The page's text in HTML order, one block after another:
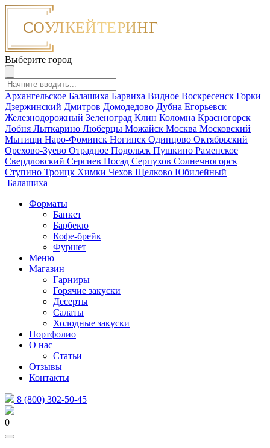
Выберите город
Архангельское Балашиха Барвиха Видное Воскресенск Горки
Дзержинский Дмитров Домодедово Дубна Егорьевск
Железнодорожный Зеленоград Клин Коломна Красногорск
Лобня Лыткарино Люберцы Можайск Москва Московский
Мытищи Наро-Фоминск Ногинск Одинцово Октябрьский
Орехово-Зуево Отрадное Подольск Пушкино Раменское
Свердловский Сергиев Посад Серпухов Солнечногорск
Ступино Троицк Химки Чехов Щелково Юбилейный
Балашиха
Форматы
Банкет
Барбекю
Кофе-брейк
Фуршет
Меню
Магазин
Гарниры
Горячие закуски
Десерты
Салаты
Холодные закуски
Портфолио
О нас
Статьи
Отзывы
Контакты
8 (800) 302-50-45
0